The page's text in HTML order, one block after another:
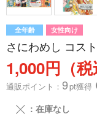
全年齢 女性向け
さにわめし コス
1,000円（税
通販ポイント： 9pt獲得
╳ ：在庫なし